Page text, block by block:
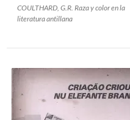
COULTHARD, G.R. Raza y color en la
literatura antillana